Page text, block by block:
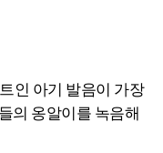
인 아기 발음이 가장
의 옹알이를 녹음해